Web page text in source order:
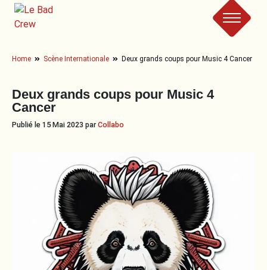
Crew
Home Scène Internationale Deux grands coups pour Music 4 Cancer
Deux grands coups pour Music 4
Cancer
Publié le 15 Mai 2023 parCollabo